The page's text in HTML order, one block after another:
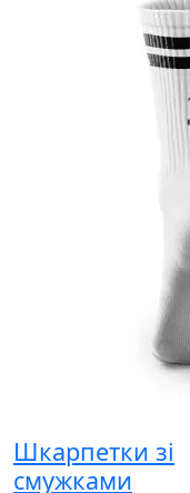
Шкарпетки зі
смужками